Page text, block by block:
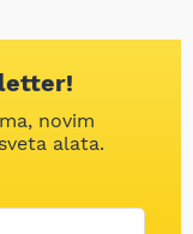
novim
alata.